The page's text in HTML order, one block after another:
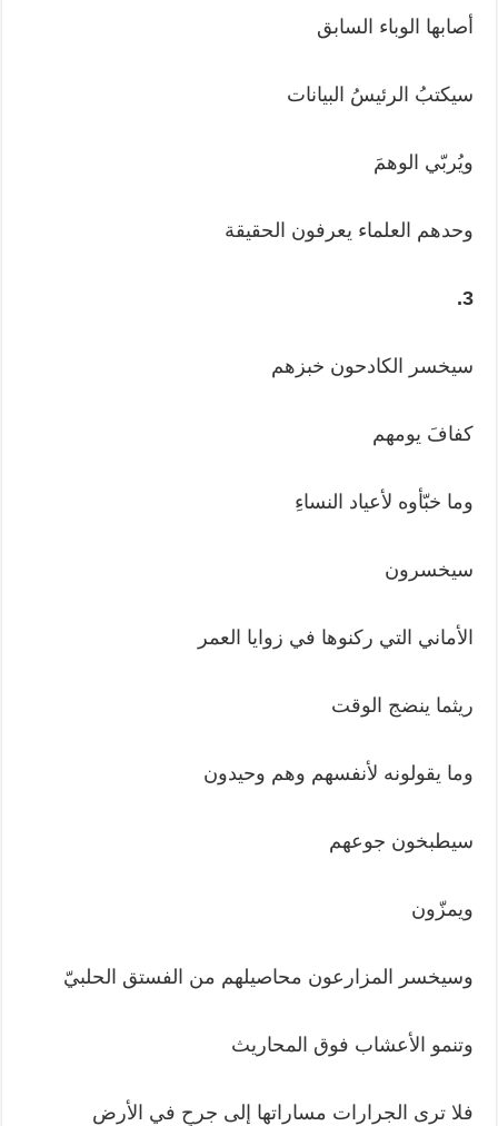
أصابها الوباء السابق
سيكتبُ الرئيسُ البيانات
ويُربّي الوهمَ
وحدهم العلماء يعرفون الحقيقة
3.
سيخسر الكادحون خبزهم
كفافَ يومهم
وما خبّأوه لأعياد النساءِ
سيخسرون
الأماني التي ركنوها في زوايا العمر
ريثما ينضج الوقت
وما يقولونه لأنفسهم وهم وحيدون
سيطبخون جوعهم
ويمزّون
وسيخسر المزارعون محاصيلهم من الفستق الحلبيّ
وتنمو الأعشاب فوق المحاريث
فلا ترى الجرارات مساراتها إلى جرحٍ في الأرض